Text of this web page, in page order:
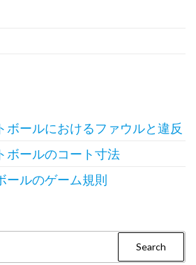
ボールにおけるファウルと違反
ボールのコート寸法
ールのゲーム規則